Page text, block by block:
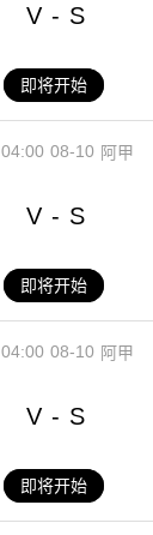
V - S
即将开始
08-10
04:00 阿甲
V - S
即将开始
08-10
04:00 阿甲
V - S
即将开始